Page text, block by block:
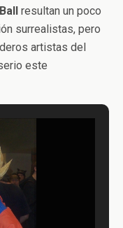
Ball resultan un poco
surrealistas, pero
artistas del
este